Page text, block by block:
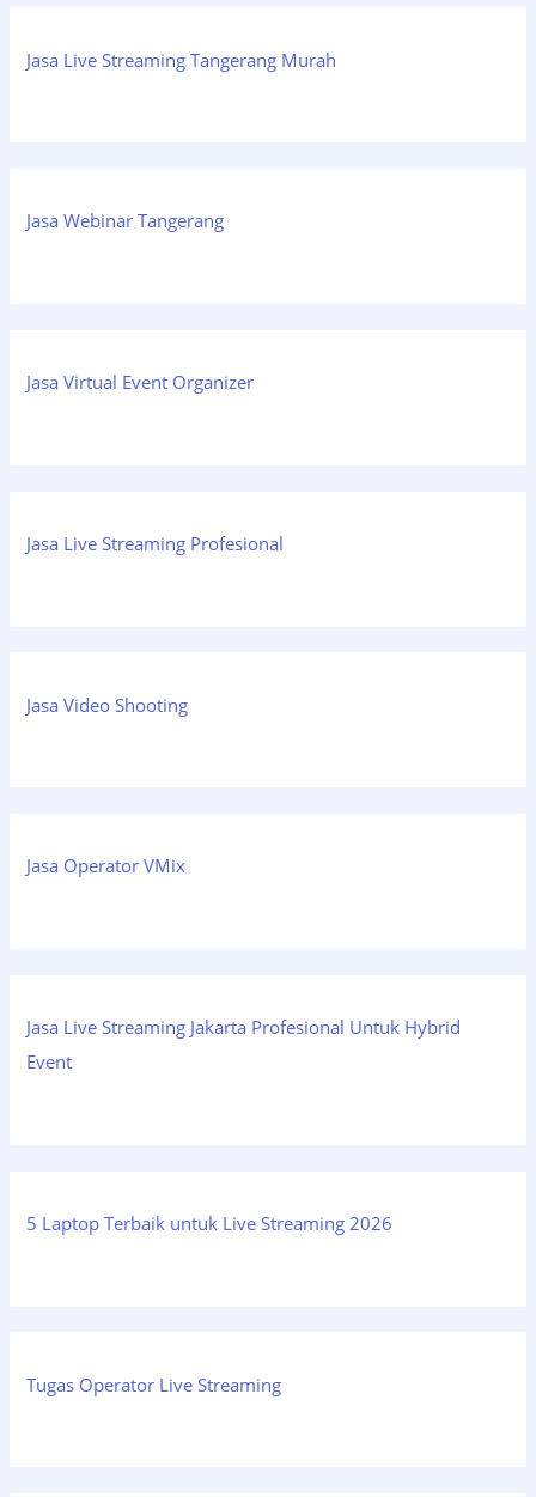
Jasa Live Streaming Tangerang Murah
Jasa Webinar Tangerang
Jasa Virtual Event Organizer
Jasa Live Streaming Profesional
Jasa Video Shooting
Jasa Operator VMix
Jasa Live Streaming Jakarta Profesional Untuk Hybrid
Event
5 Laptop Terbaik untuk Live Streaming 2026
Tugas Operator Live Streaming